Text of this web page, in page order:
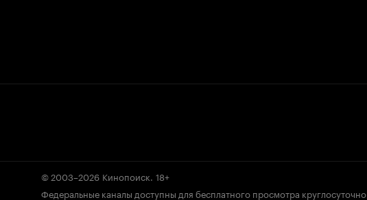
© 2003–2026 Кинопоиск. 18+
Федеральные каналы доступны для бесплатного просмотра круглосуточно